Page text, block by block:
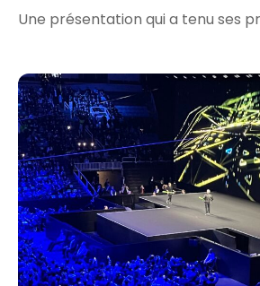
Une présentation qui a tenu ses